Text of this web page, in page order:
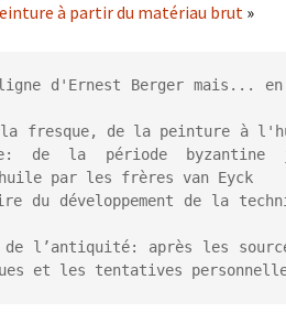
à partir du matériau brut »
d'Ernest Berger mais... en
fresque, de la peinture à
de la période byzantine
par les frères van Eyck
du développement de la
l’antiquité: après les
et les tentatives